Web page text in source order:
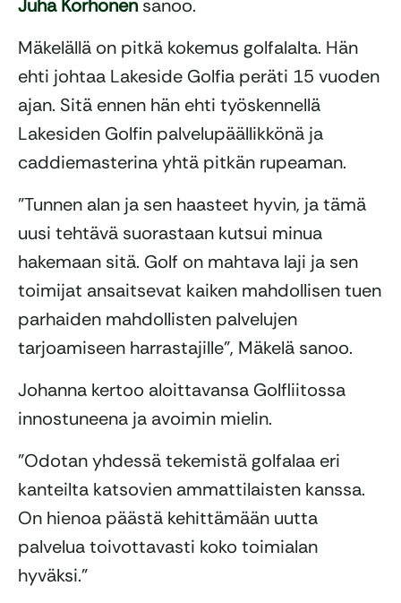
Juha Korhonensanoo.
Mäkelällä on pitkä kokemus golfalalta. Hän
ehti johtaa Lakeside Golfia peräti 15 vuoden
ajan. Sitä ennen hän ehti työskennellä
Lakesiden Golfin palvelupäällikkönä ja
caddiemasterina yhtä pitkän rupeaman.
”Tunnen alan ja sen haasteet hyvin, ja tämä
uusi tehtävä suorastaan kutsui minua
hakemaan sitä. Golf on mahtava laji ja sen
toimijat ansaitsevat kaiken mahdollisen tuen
parhaiden mahdollisten palvelujen
tarjoamiseen harrastajille”, Mäkelä sanoo.
Johanna kertoo aloittavansa Golfliitossa
innostuneena ja avoimin mielin.
”Odotan yhdessä tekemistä golfalaa eri
kanteilta katsovien ammattilaisten kanssa.
On hienoa päästä kehittämään uutta
palvelua toivottavasti koko toimialan
hyväksi.”